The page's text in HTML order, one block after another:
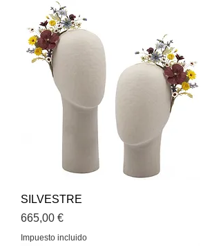
SILVESTRE
Precio
665,00 €
Impuesto incluido